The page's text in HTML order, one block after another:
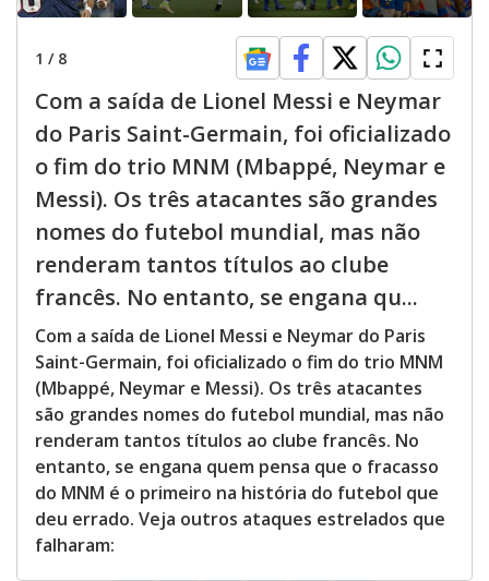
1 / 8
Com a saída de Lionel Messi e Neymar
do Paris Saint-Germain, foi oficializado
o fim do trio MNM (Mbappé, Neymar e
Messi). Os três atacantes são grandes
nomes do futebol mundial, mas não
renderam tantos títulos ao clube
francês. No entanto, se engana qu...
Com a saída de Lionel Messi e Neymar do Paris
Saint-Germain, foi oficializado o fim do trio MNM
(Mbappé, Neymar e Messi). Os três atacantes
são grandes nomes do futebol mundial, mas não
renderam tantos títulos ao clube francês. No
entanto, se engana quem pensa que o fracasso
do MNM é o primeiro na história do futebol que
deu errado. Veja outros ataques estrelados que
falharam: